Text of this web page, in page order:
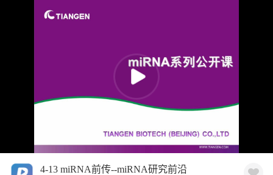
4-13 miRNA前传--miRNA研究前沿